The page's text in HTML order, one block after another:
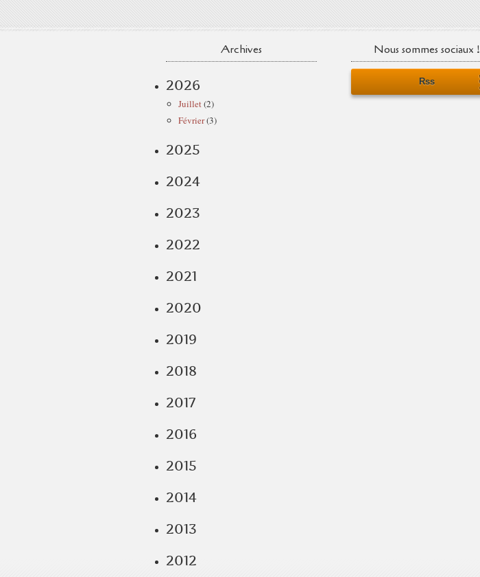
Archives
2026
Juillet(2)
Février(3)
2025
2024
2023
2022
2021
2020
2019
2018
2017
2016
2015
2014
2013
2012
Nous sommes sociaux !
Rss